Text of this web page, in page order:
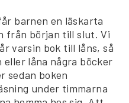
barnen en läskarta
från början till slut. Vi
varsin bok till låns, så
låna några böcker
sedan boken
under timmarna